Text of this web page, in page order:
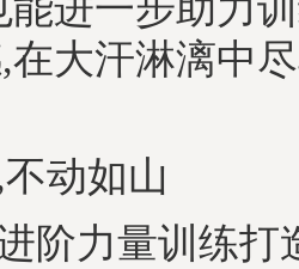
在大汗淋漓中
动如山
力量训练打